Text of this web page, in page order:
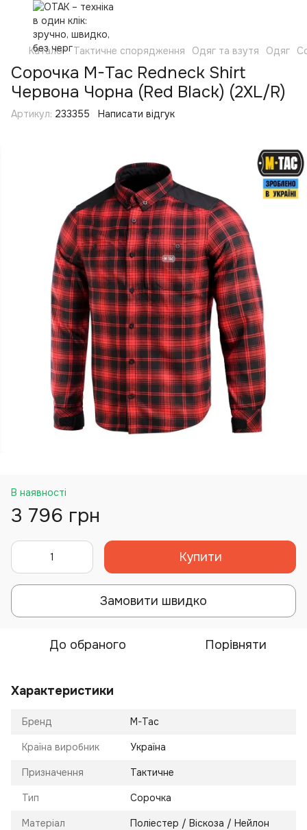
Каталог Тактичне спорядження Одяг та взутя Одяг
Сорочка M-Tac Redneck Shirt
Червона Чорна (Red Black) (2XL/R)
Артикул: 233355 Написати відгук
В наявності
3 796 грн
Купити
Замовити швидко
До обраного Порівняти
Характеристики
Бренд M-Tac
Країна виробник Україна
Призначення Тактичне
Тип Сорочка
Матеріал Поліестер / Віскоза / Нейлон